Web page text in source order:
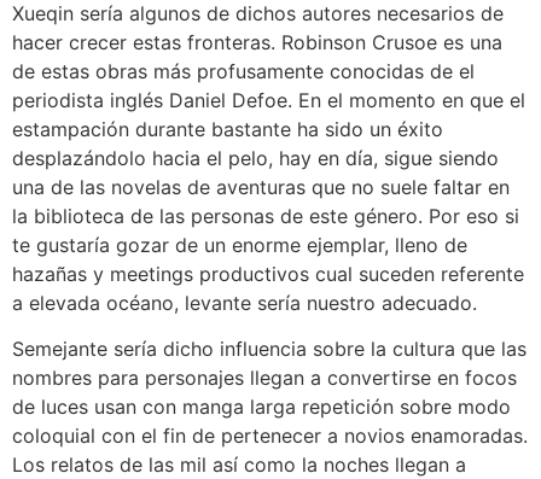
Xueqin serí­a algunos de dichos autores necesarios de
hacer crecer estas fronteras. Robinson Crusoe es una
de estas obras más profusamente conocidas de el
periodista inglés Daniel Defoe. En el momento en que el
estampación durante bastante ha sido un éxito
desplazándolo hacia el pelo, hay en día, sigue siendo
una de las novelas de aventuras que no suele faltar en
la biblioteca de las personas de este género. Por eso si
te gustaría gozar de un enorme ejemplar, lleno de
hazañas y meetings productivos cual suceden referente
a elevada océano, levante serí­a nuestro adecuado.
Semejante serí­a dicho influencia sobre la cultura que las
nombres para personajes llegan a convertirse en focos
de luces usan con manga larga repetición sobre modo
coloquial con el fin de pertenecer a novios enamoradas.
Los relatos de las mil así­ como la noches llegan a